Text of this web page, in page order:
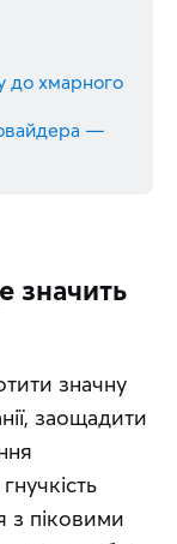
до хмарного
—
значить
значну
заощадити
з піковими